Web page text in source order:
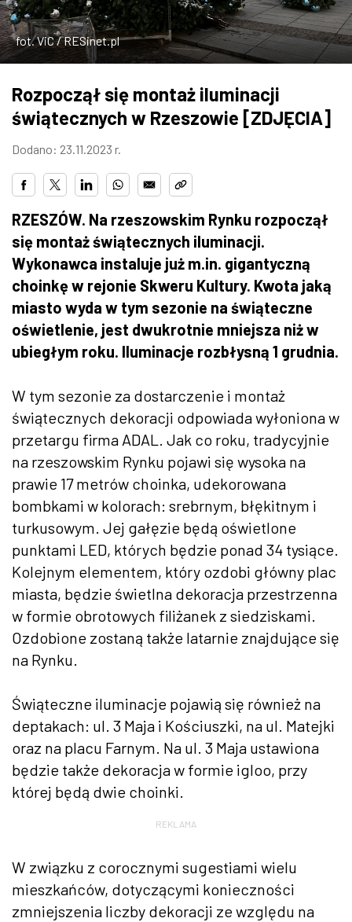
ZDJĘCIA
W RZESZOWIE
fot. ViC / RESinet.pl
Rozpoczął się montaż iluminacji
świątecznych w Rzeszowie [ZDJĘCIA]
Dodano: 23.11.2023 r.
RZESZÓW. Na rzeszowskim Rynku rozpoczął
się montaż świątecznych iluminacji.
Wykonawca instaluje już m.in. gigantyczną
choinkę w rejonie Skweru Kultury. Kwota jaką
miasto wyda w tym sezonie na świąteczne
oświetlenie, jest dwukrotnie mniejsza niż w
ubiegłym roku. Iluminacje rozbłysną 1 grudnia.
W tym sezonie za dostarczenie i montaż
świątecznych dekoracji odpowiada wyłoniona w
przetargu firma ADAL. Jak co roku, tradycyjnie
na rzeszowskim Rynku pojawi się wysoka na
prawie 17 metrów choinka, udekorowana
bombkami w kolorach: srebrnym, błękitnym i
turkusowym. Jej gałęzie będą oświetlone
punktami LED, których będzie ponad 34 tysiące.
Kolejnym elementem, który ozdobi główny plac
miasta, będzie świetlna dekoracja przestrzenna
w formie obrotowych filiżanek z siedziskami.
Ozdobione zostaną także latarnie znajdujące się
na Rynku.
Świąteczne iluminacje pojawią się również na
deptakach: ul. 3 Maja i Kościuszki, na ul. Matejki
oraz na placu Farnym. Na ul. 3 Maja ustawiona
będzie także dekoracja w formie igloo, przy
której będą dwie choinki.
REKLAMA
W związku z corocznymi sugestiami wielu
mieszkańców, dotyczącymi konieczności
zmniejszenia liczby dekoracji ze względu na